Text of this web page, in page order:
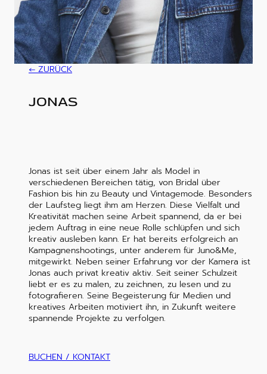
ZURÜCK
JONAS
Jonas ist seit über einem Jahr als Model in
verschiedenen Bereichen tätig, von Bridal über
Fashion bis hin zu Beauty und Vintagemode. Besonders
der Laufsteg liegt ihm am Herzen. Diese Vielfalt und
Kreativität machen seine Arbeit spannend, da er bei
jedem Auftrag in eine neue Rolle schlüpfen und sich
kreativ ausleben kann. Er hat bereits erfolgreich an
Kampagnenshootings, unter anderem für Juno&Me,
mitgewirkt. Neben seiner Erfahrung vor der Kamera ist
Jonas auch privat kreativ aktiv. Seit seiner Schulzeit
liebt er es zu malen, zu zeichnen, zu lesen und zu
fotografieren. Seine Begeisterung für Medien und
kreatives Arbeiten motiviert ihn, in Zukunft weitere
spannende Projekte zu verfolgen.
BUCHEN / KONTAKT